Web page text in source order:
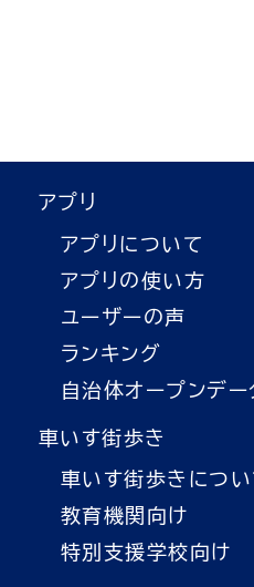
アプリ
アプリについて
アプリの使い方
ユーザーの声
ランキング
自治体オープンデー
車いす街歩き
車いす街歩きについ
教育機関向け
特別支援学校向け